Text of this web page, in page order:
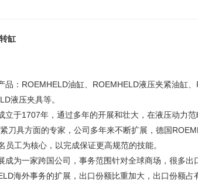
缸
：ROEMHELD油缸、ROEMHELD液压夹紧油缸、
液压夹具等。
立于1707年，通过多年的开展和壮大，在液压动力
刀具方面的专家，公司多年来不断扩展，德国
工为核心，以完成保证更高规范的技能。
成为一家跨国公司，事务范围针对全球商场，很多
海外事务的扩展，出口份额比重加大，出口份额